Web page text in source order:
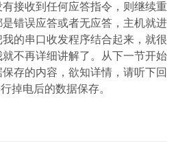
接收到任何应答指令，则继续重
错误应答或者无应答，主机就进
的串口收发程序结合起来，就很
不再详细讲解了。从下一节开始
存的内容，欲知详情，请听下回
掉电后的数据保存。